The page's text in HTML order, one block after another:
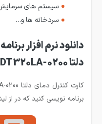
سیستم های
سردخانه ها و…
دانلود نرم افزار
دلتا DT320LA-0200
برنامه نویسی کنید که در از